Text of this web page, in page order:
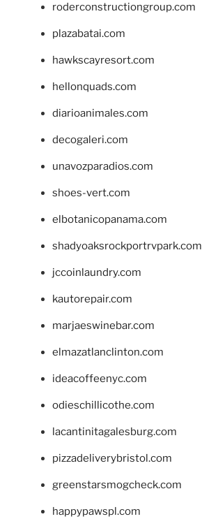
roderconstructiongroup.com
plazabatai.com
hawkscayresort.com
hellonquads.com
diarioanimales.com
decogaleri.com
unavozparadios.com
shoes-vert.com
elbotanicopanama.com
shadyoaksrockportrvpark.com
jccoinlaundry.com
kautorepair.com
marjaeswinebar.com
elmazatlanclinton.com
ideacoffeenyc.com
odieschillicothe.com
lacantinitagalesburg.com
pizzadeliverybristol.com
greenstarsmogcheck.com
happypawspl.com